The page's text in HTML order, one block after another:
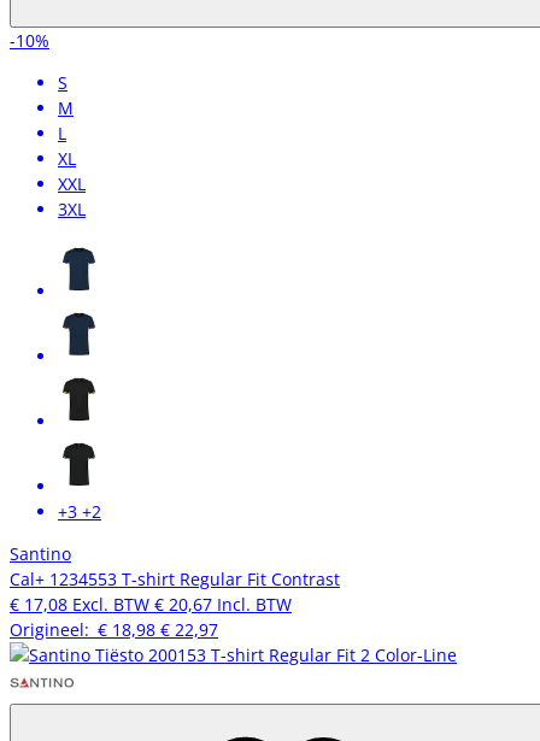
-10%
S
M
L
XL
XXL
3XL
+3 +2
Santino
Cal+ 1234553 T-shirt Regular Fit Contrast
€ 17,08 Excl. BTW € 20,67 Incl. BTW
Origineel: € 18,98 € 22,97